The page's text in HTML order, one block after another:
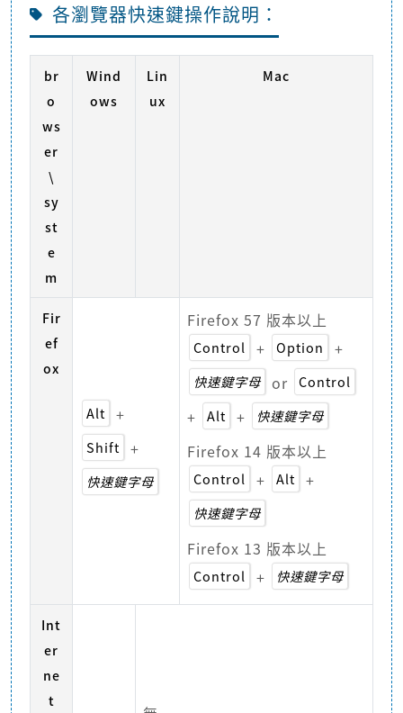
各瀏覽器快速鍵操作說明：
br
o
ws
er
\
sy
st
e
m
Wind
ows
Lin
ux
Mac
Fir
ef
ox
Alt +
Shift +
快速鍵字母
Firefox 57 版本以上
Control + Option +
快速鍵字母 or Control
+ Alt + 快速鍵字母
Firefox 14 版本以上
Control + Alt +
快速鍵字母
Firefox 13 版本以上
Control + 快速鍵字母
Int
er
ne
t